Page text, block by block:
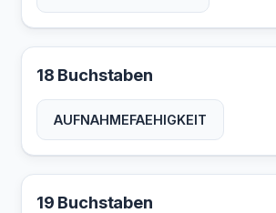
18 Buchstaben
AUFNAHMEFAEHIGKEIT
19 Buchstaben